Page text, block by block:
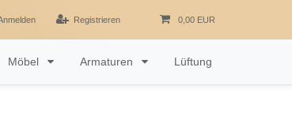
Registrieren 0,00 EUR
Möbel Armaturen Lüftung